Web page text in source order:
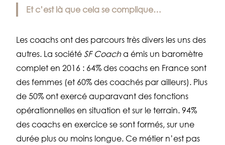
Et c’est là que cela se complique…
Les coachs ont des parcours très divers les uns des
autres. La société SF Coach a émis un baromètre
complet en 2016 : 64% des coachs en France sont
des femmes (et 60% des coachés par ailleurs). Plus
de 50% ont exercé auparavant des fonctions
opérationnelles en situation et sur le terrain. 94%
des coachs en exercice se sont formés, sur une
durée plus ou moins longue. Ce métier n’est pas